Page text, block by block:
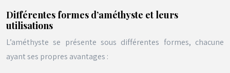
Différentes formes d’améthyste et leurs
utilisations
L’améthyste se présente sous différentes formes, chacune
ayant ses propres avantages :